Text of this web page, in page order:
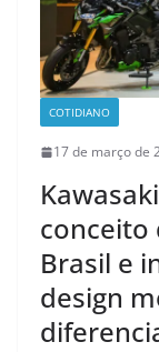
COTIDIANO
17 de março de
conceito
Brasil e
design